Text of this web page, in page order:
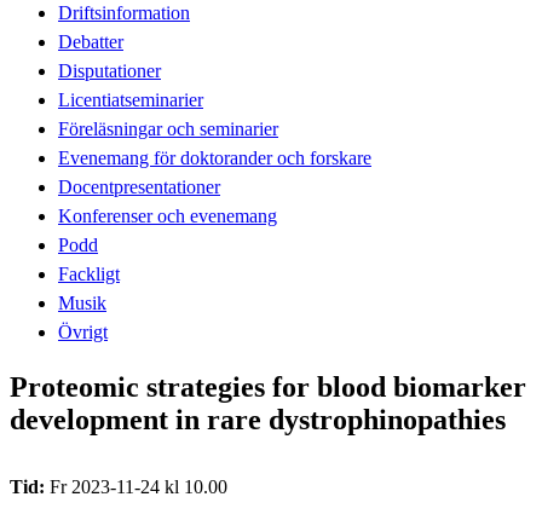
Driftsinformation
Debatter
Disputationer
Licentiatseminarier
Föreläsningar och seminarier
Evenemang för doktorander och forskare
Docentpresentationer
Konferenser och evenemang
Podd
Fackligt
Musik
Övrigt
Proteomic strategies for blood biomarker
development in rare dystrophinopathies
Tid: Fr 2023-11-24 kl 10.00